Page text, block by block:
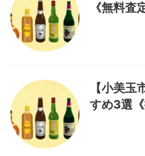
《無料査
【小美
すめ3選《